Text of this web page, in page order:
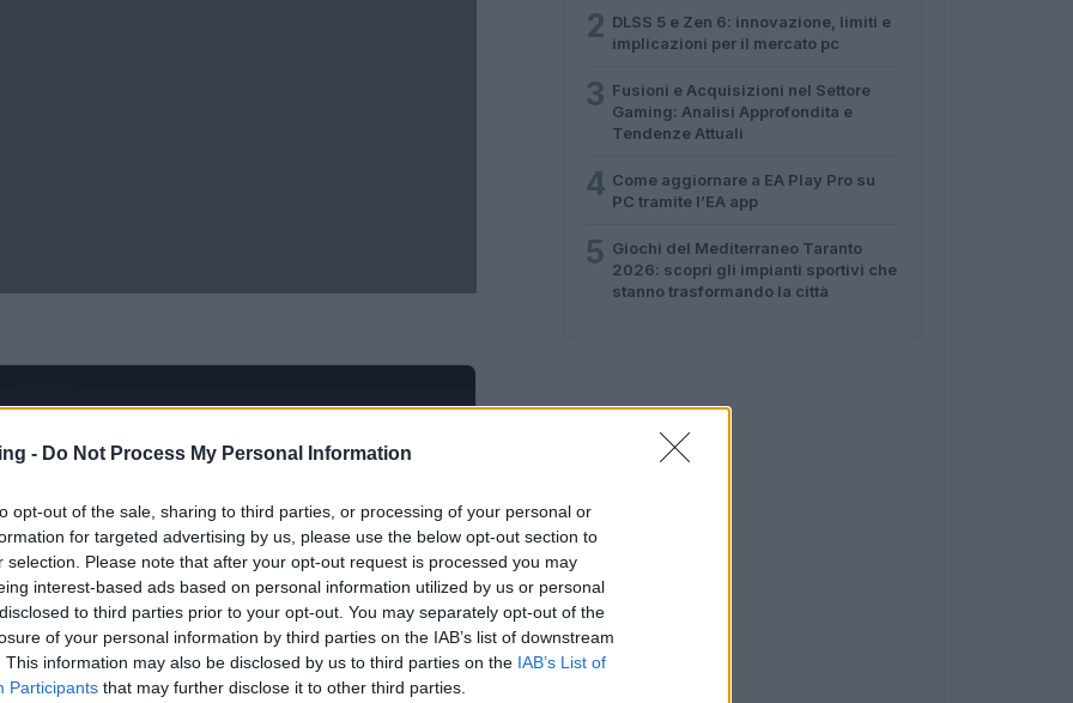
- Do Not Process My Personal Information
opt-out of the sale, sharing to third parties, or processing of your personal or
for targeted advertising by us, please use the below opt-out section to
selection. Please note that after your opt-out request is processed you may
interest-based ads based on personal information utilized by us or personal
to third parties prior to your opt-out. You may separately opt-out of the
of your personal information by third parties on the IAB’s list of downstream
This information may also be disclosed by us to third parties on the IAB’s List of
Participants that may further disclose it to other third parties.
pubblico su PC, fa finalmente il suo esordio
di azione e dinamismo. Sviluppato da
2 DLSS 5 e Zen 6: innovazione, limiti e
implicazioni per il mercato pc
3 Fusioni e Acquisizioni nel Settore
Gaming: Analisi Approfondita e
Tendenze Attuali
4 Come aggiornare a EA Play Pro su
PC tramite l’EA app
5 Giochi del Mediterraneo Taranto
2026: scopri gli impianti sportivi che
stanno trasformando la città